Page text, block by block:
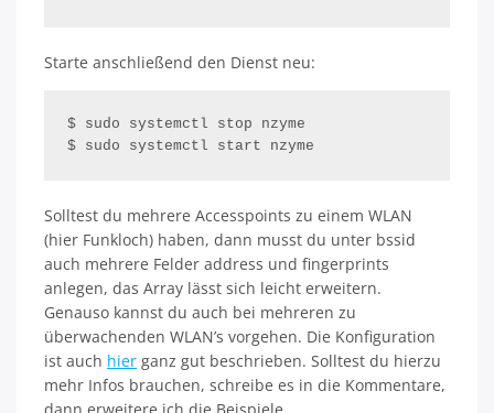
Starte anschließend den Dienst neu:
$ sudo systemctl stop nzyme
$ sudo systemctl start nzyme
Solltest du mehrere Accesspoints zu einem WLAN
(hier Funkloch) haben, dann musst du unter bssid
auch mehrere Felder address und fingerprints
anlegen, das Array lässt sich leicht erweitern.
Genauso kannst du auch bei mehreren zu
überwachenden WLAN’s vorgehen. Die Konfiguration
ist auch hier ganz gut beschrieben. Solltest du hierzu
mehr Infos brauchen, schreibe es in die Kommentare,